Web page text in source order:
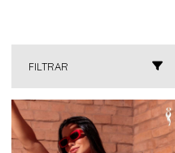
FILTRAR